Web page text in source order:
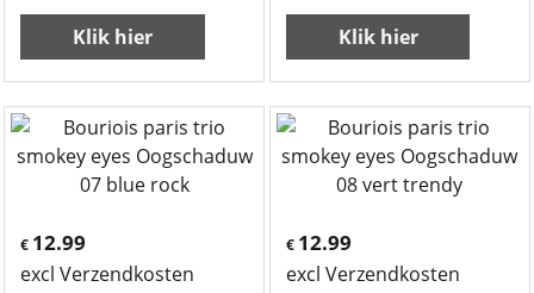
Klik hier Klik hier
€ 12.99
excl Verzendkosten
€ 12.99
excl Verzendkosten